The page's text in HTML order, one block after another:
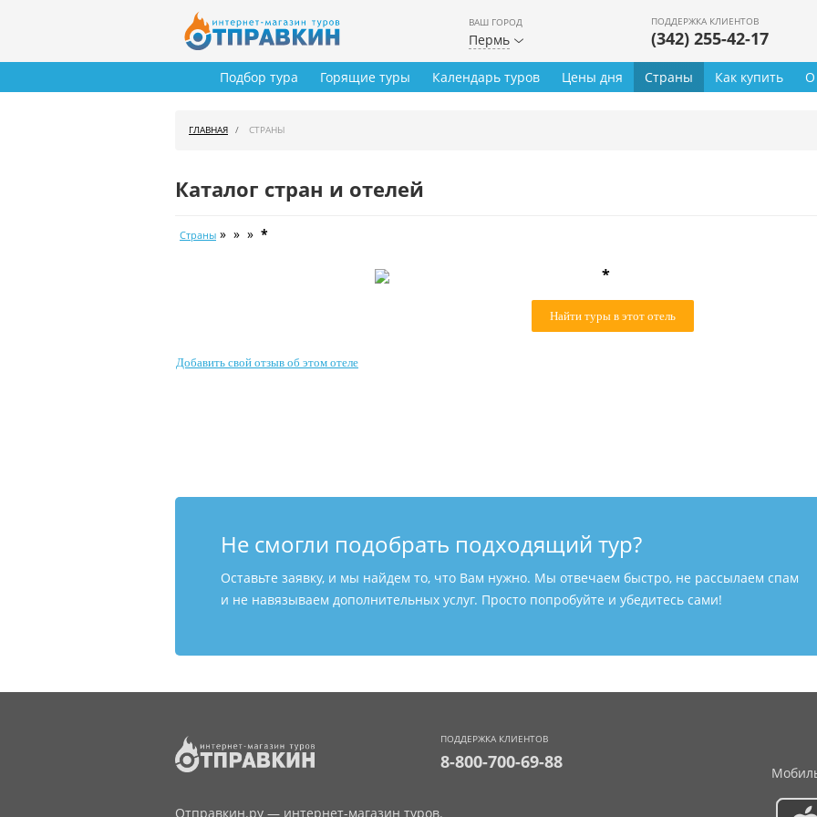
ВАШ ГОРОД
Пермь
ПОДДЕРЖКА КЛИЕНТОВ
(342) 255-42-17
Подбор тура Горящие туры Календарь туров Цены дня Страны Как купить О
ГЛАВНАЯ СТРАНЫ
Каталог стран и отелей
Страны » » » *
*
Найти туры в этот отель
Добавить свой отзыв об этом отеле
Не смогли подобрать подходящий тур?
Оставьте заявку, и мы найдем то, что Вам нужно. Мы отвечаем быстро, не рассылаем спам
и не навязываем дополнительных услуг. Просто попробуйте и убедитесь сами!
ПОДДЕРЖКА КЛИЕНТОВ
8-800-700-69-88
Отправкин.ру — интернет-магазин туров.